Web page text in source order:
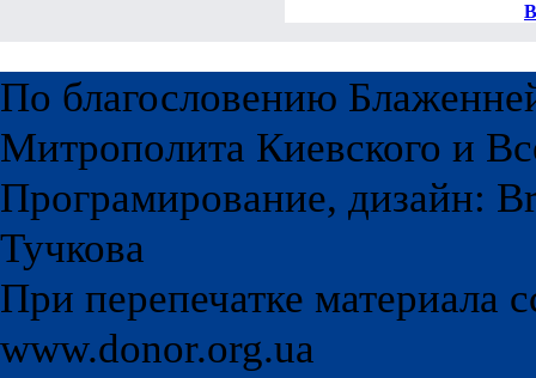
По благословению
Митрополита Киевского и
Програмирование, дизайн:
Тучкова
При перепечатке материала
www.donor.org.ua